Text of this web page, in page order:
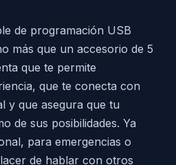
de programación USB
más que un accesorio de 5
que te permite
que te conecta con
y que asegura que tu
de sus posibilidades. Ya
para emergencias o
de hablar con otros